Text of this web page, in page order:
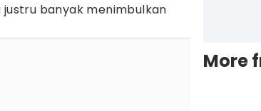
banyak menimbulkan
More